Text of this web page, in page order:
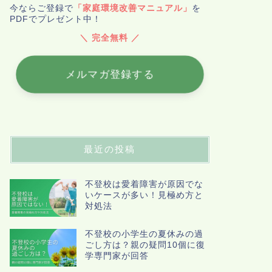
今ならご登録で 「家庭環境改善マニュアル」 を
PDFでプレゼント中！
＼ 完全無料 ／
メルマガ登録する
最近の投稿
不登校は愛着障害が原因でな
いケースが多い！見極め方と
対処法
不登校の小学生の夏休みの過
ごし方は？親の疑問10個に復
学専門家が回答